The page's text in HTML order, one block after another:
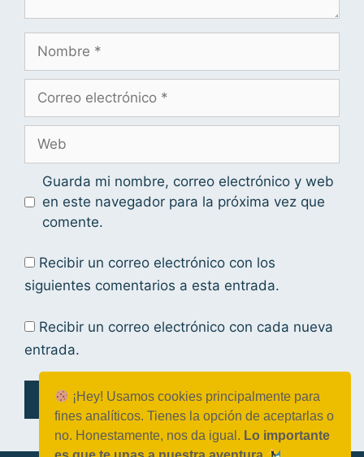
¡Hey! Usamos cookies principalmente para
fines analíticos. Tienes la opción de aceptarlas o
no. Honestamente, nos da igual. Lo importante
Guarda mi nombre, correo electrónico y web
en este navegador para la próxima vez que
comente.
Recibir un correo electrónico con los
siguientes comentarios a esta entrada.
Recibir un correo electrónico con cada nueva
entrada.